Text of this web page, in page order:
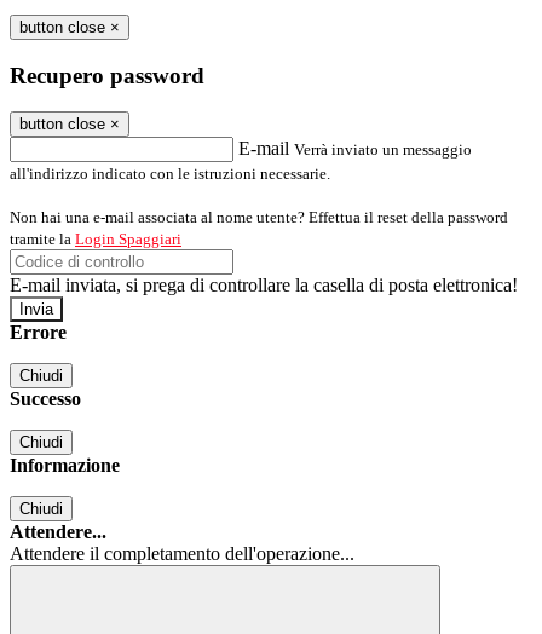
button close ×
Recupero password
button close ×
E-mail Verrà inviato un messaggio
all'indirizzo indicato con le istruzioni necessarie.
Non hai una e-mail associata al nome utente? Effettua il reset della password
tramite la Login Spaggiari
E-mail inviata, si prega di controllare la casella di posta elettronica!
Errore
Chiudi
Successo
Chiudi
Informazione
Chiudi
Attendere...
Attendere il completamento dell'operazione...